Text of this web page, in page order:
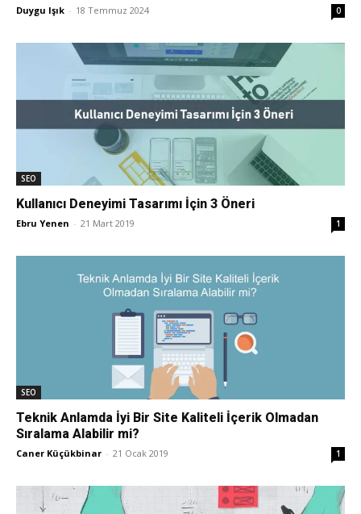
ASO,
Tasarım,
UI/UX
Duygu Işık - 18 Temmuz 2024 0
SEO
Kullanıcı Deneyimi Tasarımı İçin 3 Öneri
Ebru Yenen - 21 Mart 2019 1
SEO
Teknik Anlamda İyi Bir Site Kaliteli İçerik Olmadan
Sıralama Alabilir mi?
Caner Küçükbinar - 21 Ocak 2019 1